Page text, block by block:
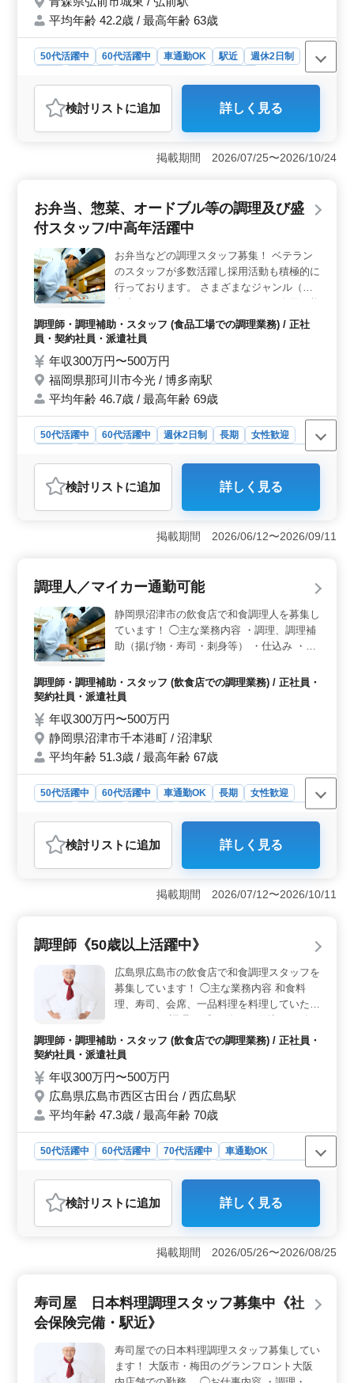
平均年齢 42.2歳 / 最高年齢 63歳
50代活躍中 60代活躍中 車通勤OK 駅近
週休2日制
調理師・調理補助・スタッフ
おすすめポイント
＜アクセスの便利さ＞ 弘前駅から近く、通勤に便利で
す。車通勤も可能で、アクセスの良さが魅力的で
す。 ＜働きやすい環境＞ 週休2日制で、休日はシフ
す。 ＜経験を活かせる職場＞ 調理経験が3年以上あ
る方を募集します。職場では中高年も活躍中です。経験
クがある方も歓迎します。
検討リスト に追加 詳しく見る
掲載期間 2026/07/25〜2026/10/24
お弁当、惣菜、オードブル等の調理及び盛
付スタッフ/中高年活躍中
お弁当などの調理スタッフ募集！ ベテラン
のスタッフが多数活躍し採用活動も積極的に
行っております。 さまざまなジャンル（お
菜、オードブル）の調理や盛付を行います。
地元博多の旬食材を使ったお弁当は、評判を
お弁当を一緒に作りましょう。 これまで培
ってきた経験・スキルを若手に伝えていきま
せんか？
調理師・調理補助・スタッフ (食品工場での調理業務) / 正社
員・契約社員・派遣社員
年収300万円〜500万円
福岡県那珂川市今光 / 博多南駅
平均年齢 46.7歳 / 最高年齢 69歳
50代活躍中 60代活躍中 週休2日制 長期
女性歓迎
調理師・調理補助・スタッフ
おすすめポイント
＜キャリアの活用＞ これまでの調理経験を存分に活か
せる職場です。中高年が多く活躍しており、若手スタッ
ンとして、職場の信頼を得ながら、自身のキャリアをさ
と少なく、働きやすい環境が整っています。自転車・バ
ストレスを軽減できます。50代、60代のスタッフも多く
安心して働ける職場です。 ＜地域密着型＞ 地元博
多の旬食材を使用したお弁当作りに関わり、お客様に喜
ばれる商品を提供する達成感が得られます。地域に密着
した仕事で、地元の食文化に貢献できる喜びがありま
す。地域社会とのつながりを感じながら働ける点も大き
検討リスト に追加 詳しく見る
掲載期間 2026/06/12〜2026/09/11
調理人／マイカー通勤可能
静岡県沼津市の飲食店で和食調理人を募集し
ています！ ◯主な業務内容 ・調理、調理補
助（揚げ物・寿司・刺身等） ・仕込み ・盛
歳以上活躍中 経験を積みたい方、今までの
経験にプラスしたお仕事が可能です！ ベテ
ます。
調理師・調理補助・スタッフ (飲食店での調理業務) / 正社員・
契約社員・派遣社員
年収300万円〜500万円
静岡県沼津市千本港町 / 沼津駅
平均年齢 51.3歳 / 最高年齢 67歳
50代活躍中 60代活躍中 車通勤OK 長期
女性歓迎
調理師・調理補助・スタッフ
おすすめポイント
＜通勤の利便性＞ 静岡県沼津市でのマイカー通勤が可
能な職場です。公共交通機関に依存せず、自分のペース
されるため、交通費の負担も軽減されるのが魅力で
員、契約社員、派遣社員と雇用形態も選べるため、自分
す。 ＜年齢層の多様性＞ 60代以上も積極的に採用
しており、50代や60代の方が活躍中です。年齢に関係な
く経験を活かせる職場で、ベテラン層にも適した環境が
整っています。
検討リスト に追加 詳しく見る
掲載期間 2026/07/12〜2026/10/11
調理師《50歳以上活躍中》
広島県広島市の飲食店で和食調理スタッフを
募集しています！ ◯主な業務内容 和食料
理、寿司、会席、一品料理を料理していただ
きます。 ・調理 ・盛り付け ・仕込み ・食
器洗浄、清掃 ・厨房業務 ・調理補助 ＊マイ
カー通勤可：無料駐車場あり ＊福利厚生完
ン料理人も活躍中です！ 調理師資格お持ち
の方、和食調理師経験20年以上の方は条件
面優遇します！
調理師・調理補助・スタッフ (飲食店での調理業務) / 正社員・
契約社員・派遣社員
年収300万円〜500万円
広島県広島市西区古田台 / 西広島駅
平均年齢 47.3歳 / 最高年齢 70歳
50代活躍中 60代活躍中 70代活躍中
車通勤OK
派遣社員
おすすめポイント
＜豊富な経験を活かせる職場＞ 50歳以上のベテラン調
理師が活躍する職場です。和食調理の豊富な経験をお持
ちの方には、特に優遇される条件が整っており、寿司や
雇用、労災、健康、厚生年金などの社会保険が完備され
ており、安心して長期的に働ける環境です。週休二日シ
ので、ワークライフバランスを保ちながら働けま
す。 ＜通勤の利便性と幅広い雇用形態＞ マイカー
検討リスト に追加 詳しく見る
掲載期間 2026/05/26〜2026/08/25
寿司屋 日本料理調理スタッフ募集中《社
会保険完備・駅近》
寿司屋での日本料理調理スタッフ募集してい
ます！ 大阪市・梅田のグランフロント大阪